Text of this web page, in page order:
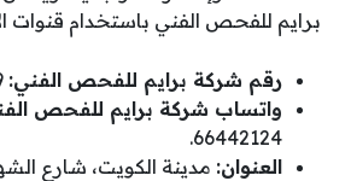
برايم للفحص الفني باستخدام قنوات
رقم شركة برايم للفحص الفني:
واتساب شركة برايم للفحص
66442124.
العنوان: مدينة الكويت، شارع